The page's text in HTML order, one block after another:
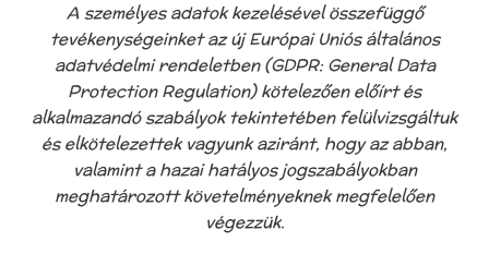
A személyes adatok kezelésével összefüggő
tevékenységeinket az új Európai Uniós általános
adatvédelmi rendeletben (GDPR: General Data
Protection Regulation) kötelezően előírt és
alkalmazandó szabályok tekintetében felülvizsgáltuk
és elkötelezettek vagyunk aziránt, hogy az abban,
valamint a hazai hatályos jogszabályokban
meghatározott követelményeknek megfelelően
végezzük.